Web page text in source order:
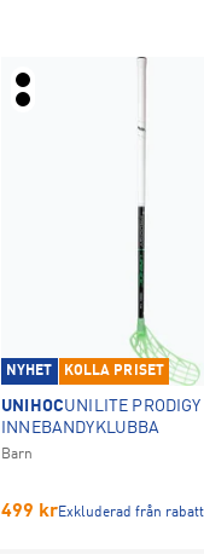
NYHET KOLLA PRISET
UNIHOCUNILITE
INNEBANDYKLUBBA
Barn
499 krExkluderad från